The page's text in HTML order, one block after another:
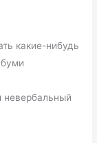
какие-нибудь
невербальный